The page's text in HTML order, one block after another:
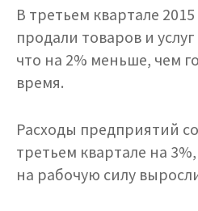
В третьем квартале
продали товаров и
что на 2% меньше, чем
время.
Расходы предприятий
третьем квартале на
на рабочую силу